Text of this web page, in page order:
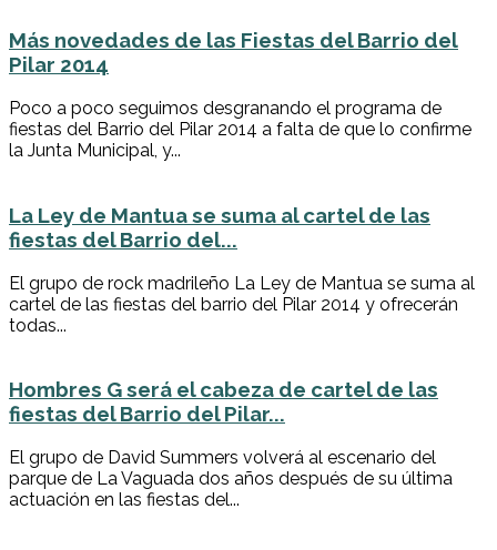
Más novedades de las Fiestas del Barrio del
Pilar 2014
Poco a poco seguimos desgranando el programa de
fiestas del Barrio del Pilar 2014 a falta de que lo confirme
la Junta Municipal, y...
La Ley de Mantua se suma al cartel de las
fiestas del Barrio del...
El grupo de rock madrileño La Ley de Mantua se suma al
cartel de las fiestas del barrio del Pilar 2014 y ofrecerán
todas...
Hombres G será el cabeza de cartel de las
fiestas del Barrio del Pilar...
El grupo de David Summers volverá al escenario del
parque de La Vaguada dos años después de su última
actuación en las fiestas del...